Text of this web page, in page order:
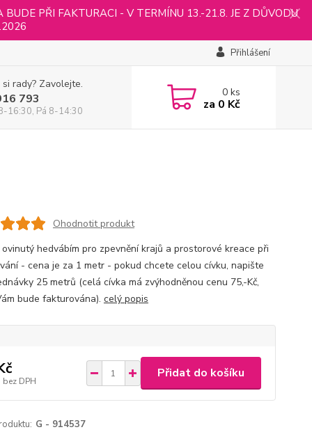
PŘI FAKTURACI - V TERMÍNU 13.-21.8. JE Z DŮVODU
Přihlášení
rady? Zavolejte.
793
16:30, Pá 8-14:30
0ks
za 0 Kč
Ohodnotit produkt
hedvábím pro zpevnění krajů a prostorové kreace při
- cena je za 1 metr - pokud chcete celou cívku, napište
25 metrů (celá cívka má zvýhodněnou cenu 75,-Kč,
bude fakturována). celý popis
bez DPH
Přidat do košíku
G - 914537